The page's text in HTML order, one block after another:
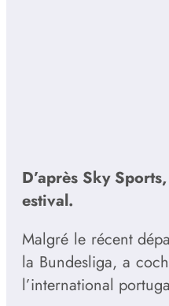
D’après Sky
estival.
Malgré le récent
la Bundesliga, a
l’international